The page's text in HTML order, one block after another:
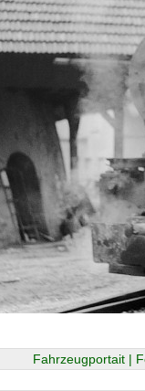
Fahrzeugportait |